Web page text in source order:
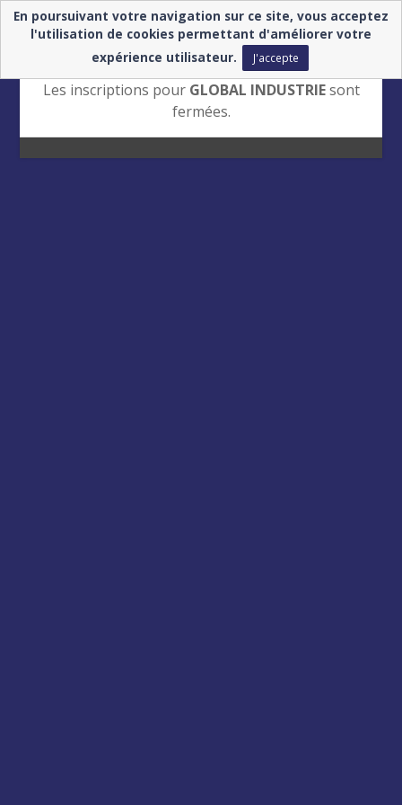
Les inscriptions pour GLOBAL INDUSTRIEsont
fermées.
En poursuivant votre navigation sur ce site, vous acceptez
l'utilisation de cookies permettant d'améliorer votre
expérience utilisateur.
J'accepte